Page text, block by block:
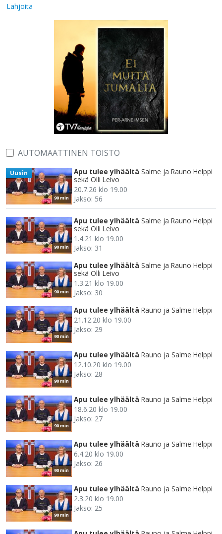
Lahjoita
AUTOMAATTINEN TOISTO
90 min
Uusin Apu tulee ylhäältä Salme ja Rauno Helppi
sekä Olli Leivo
20.7.26 klo 19.00
Jakso: 56
90 min
Apu tulee ylhäältä Salme ja Rauno Helppi
sekä Olli Leivo
1.4.21 klo 19.00
Jakso: 31
90 min
Apu tulee ylhäältä Salme ja Rauno Helppi
sekä Olli Leivo
1.3.21 klo 19.00
Jakso: 30
90 min
Apu tulee ylhäältä Rauno ja Salme Helppi
21.12.20 klo 19.00
Jakso: 29
90 min
Apu tulee ylhäältä Rauno ja Salme Helppi
12.10.20 klo 19.00
Jakso: 28
90 min
Apu tulee ylhäältä Rauno ja Salme Helppi
18.6.20 klo 19.00
Jakso: 27
90 min
Apu tulee ylhäältä Rauno ja Salme Helppi
6.4.20 klo 19.00
Jakso: 26
90 min
Apu tulee ylhäältä Rauno ja Salme Helppi
2.3.20 klo 19.00
Jakso: 25